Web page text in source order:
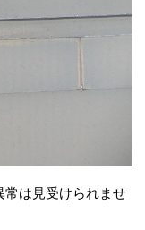
常は見受けられませ